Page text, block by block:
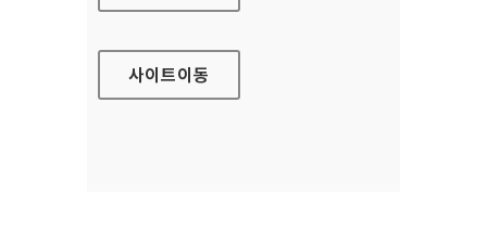
사이트이동